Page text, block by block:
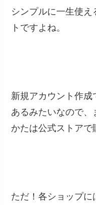
シンプルに一生使
トですよね。
新規アカウント作成
あるみたいなので
かたは公式ストアで
ただ！各ショップに